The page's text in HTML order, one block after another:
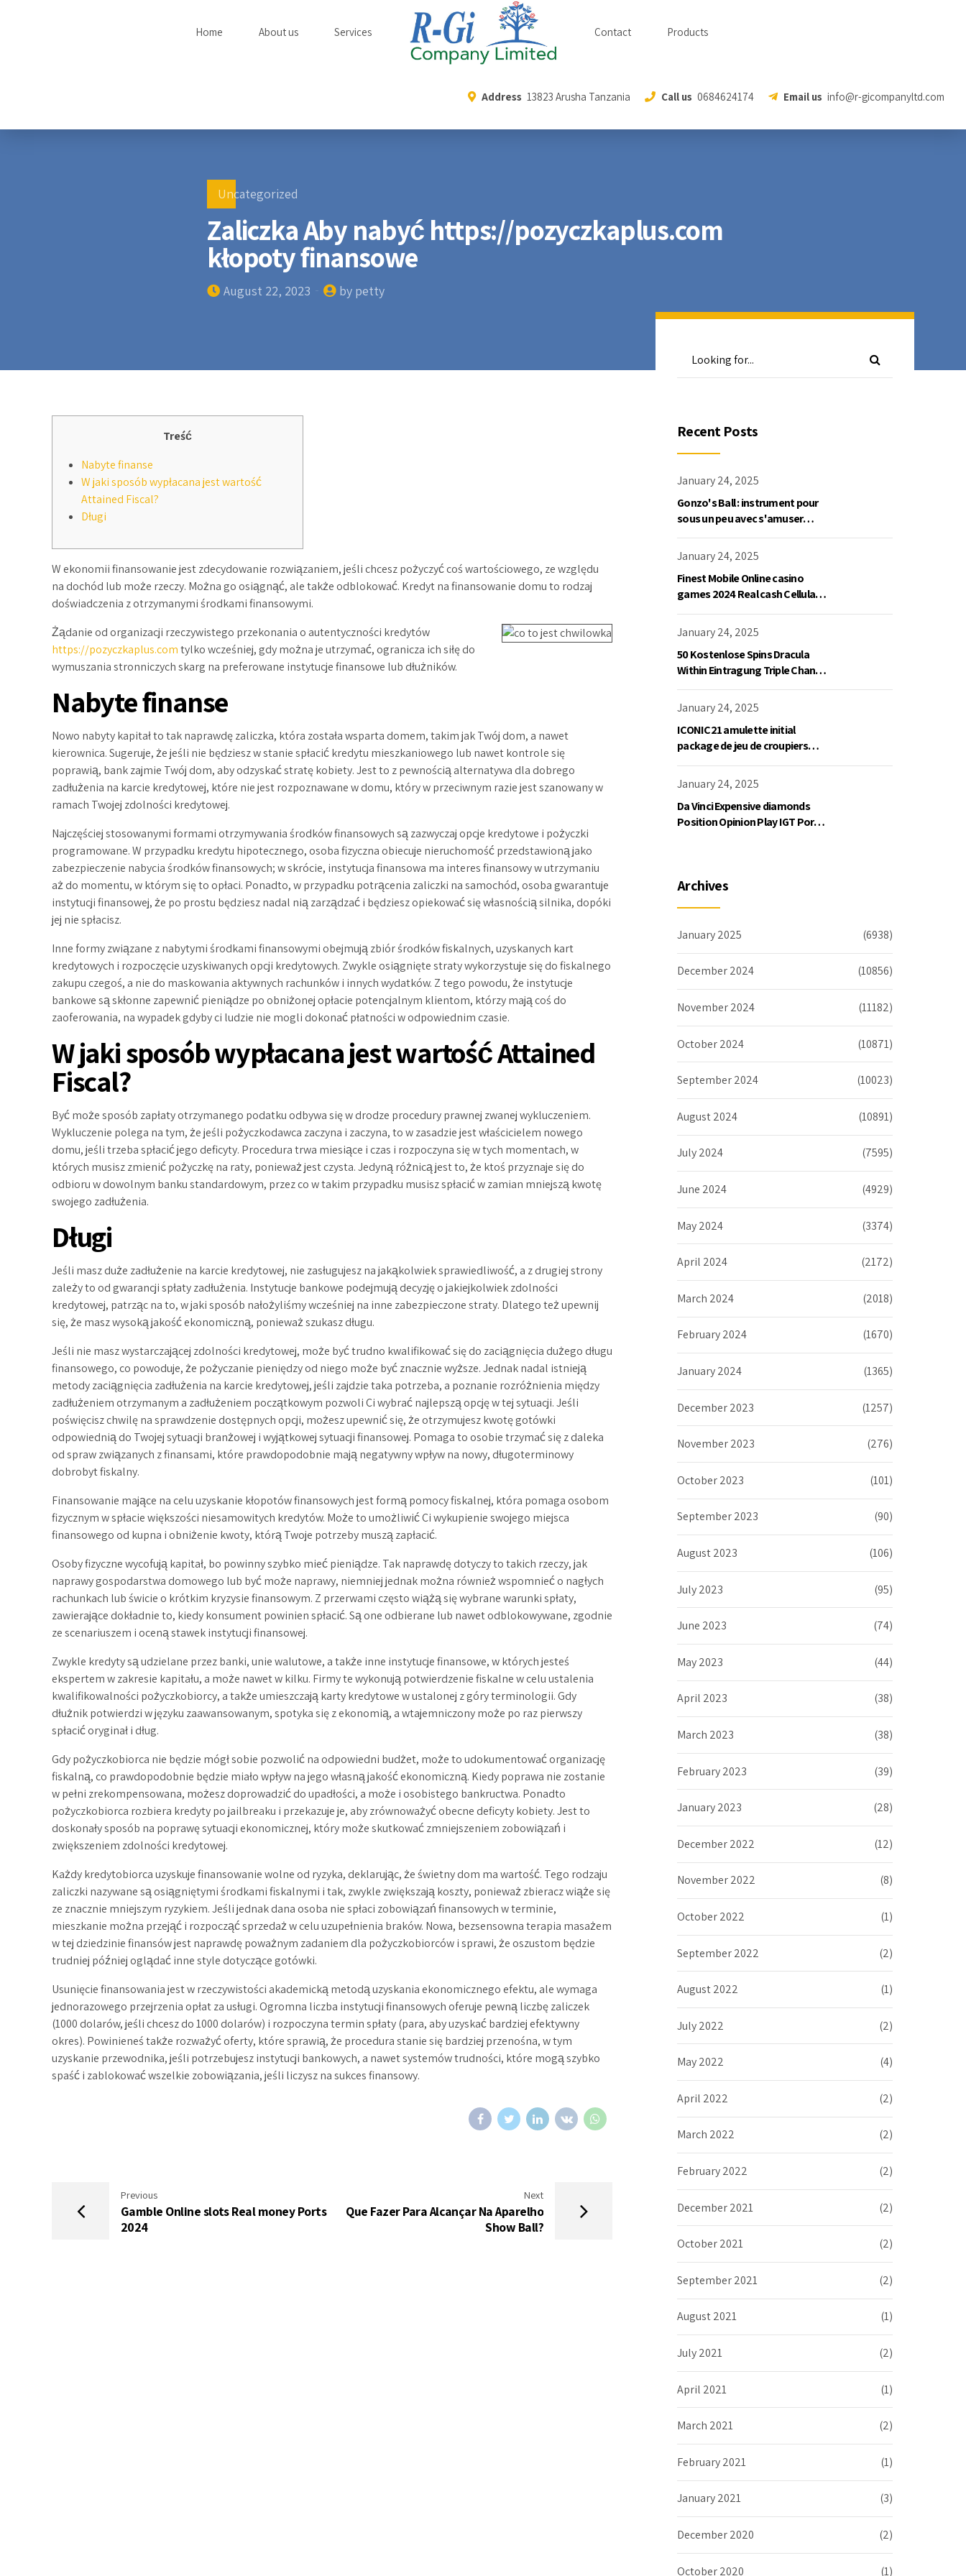
Address 13823 Arusha Tanzania Call us 0684624174 Email us info@r-gicompanyltd.com
Home About us Services Contact Products
Uncategorized
Zaliczka Aby nabyć https://pozyczkaplus.com
kłopoty finansowe
August 22, 2023 by petty
Treść
Nabyte finanse
W jaki sposób wypłacana jest wartość
Attained Fiscal?
Długi
W ekonomii finansowanie jest zdecydowanie rozwiązaniem, jeśli chcesz pożyczyć coś wartościowego, ze względu
na dochód lub może rzeczy. Można go osiągnąć, ale także odblokować. Kredyt na finansowanie domu to rodzaj
doświadczenia z otrzymanymi środkami finansowymi.
Żądanie od organizacji rzeczywistego przekonania o autentyczności kredytów
https://pozyczkaplus.comtylko wcześniej, gdy można je utrzymać, ogranicza ich siłę do
wymuszania stronniczych skarg na preferowane instytucje finansowe lub dłużników.
Nabyte finanse
Nowo nabyty kapitał to tak naprawdę zaliczka, która została wsparta domem, takim jak Twój dom, a nawet
kierownica. Sugeruje, że jeśli nie będziesz w stanie spłacić kredytu mieszkaniowego lub nawet kontrole się
poprawią, bank zajmie Twój dom, aby odzyskać stratę kobiety. Jest to z pewnością alternatywa dla dobrego
zadłużenia na karcie kredytowej, które nie jest rozpoznawane w domu, który w przeciwnym razie jest szanowany w
ramach Twojej zdolności kredytowej.
Najczęściej stosowanymi formami otrzymywania środków finansowych są zazwyczaj opcje kredytowe i pożyczki
programowane. W przypadku kredytu hipotecznego, osoba fizyczna obiecuje nieruchomość przedstawioną jako
zabezpieczenie nabycia środków finansowych; w skrócie, instytucja finansowa ma interes finansowy w utrzymaniu
aż do momentu, w którym się to opłaci. Ponadto, w przypadku potrącenia zaliczki na samochód, osoba gwarantuje
instytucji finansowej, że po prostu będziesz nadal nią zarządzać i będziesz opiekować się własnością silnika, dopóki
jej nie spłacisz.
Inne formy związane z nabytymi środkami finansowymi obejmują zbiór środków fiskalnych, uzyskanych kart
kredytowych i rozpoczęcie uzyskiwanych opcji kredytowych. Zwykle osiągnięte straty wykorzystuje się do fiskalnego
zakupu czegoś, a nie do maskowania aktywnych rachunków i innych wydatków. Z tego powodu, że instytucje
bankowe są skłonne zapewnić pieniądze po obniżonej opłacie potencjalnym klientom, którzy mają coś do
zaoferowania, na wypadek gdyby ci ludzie nie mogli dokonać płatności w odpowiednim czasie.
W jaki sposób wypłacana jest wartość Attained
Fiscal?
Być może sposób zapłaty otrzymanego podatku odbywa się w drodze procedury prawnej zwanej wykluczeniem.
Wykluczenie polega na tym, że jeśli pożyczkodawca zaczyna i zaczyna, to w zasadzie jest właścicielem nowego
domu, jeśli trzeba spłacić jego deficyty. Procedura trwa miesiące i czas i rozpoczyna się w tych momentach, w
których musisz zmienić pożyczkę na raty, ponieważ jest czysta. Jedyną różnicą jest to, że ktoś przyznaje się do
odbioru w dowolnym banku standardowym, przez co w takim przypadku musisz spłacić w zamian mniejszą kwotę
swojego zadłużenia.
Długi
Jeśli masz duże zadłużenie na karcie kredytowej, nie zasługujesz na jakąkolwiek sprawiedliwość, a z drugiej strony
zależy to od gwarancji spłaty zadłużenia. Instytucje bankowe podejmują decyzję o jakiejkolwiek zdolności
kredytowej, patrząc na to, w jaki sposób nałożyliśmy wcześniej na inne zabezpieczone straty. Dlatego też upewnij
się, że masz wysoką jakość ekonomiczną, ponieważ szukasz długu.
Jeśli nie masz wystarczającej zdolności kredytowej, może być trudno kwalifikować się do zaciągnięcia dużego długu
finansowego, co powoduje, że pożyczanie pieniędzy od niego może być znacznie wyższe. Jednak nadal istnieją
metody zaciągnięcia zadłużenia na karcie kredytowej, jeśli zajdzie taka potrzeba, a poznanie rozróżnienia między
zadłużeniem otrzymanym a zadłużeniem początkowym pozwoli Ci wybrać najlepszą opcję w tej sytuacji. Jeśli
poświęcisz chwilę na sprawdzenie dostępnych opcji, możesz upewnić się, że otrzymujesz kwotę gotówki
odpowiednią do Twojej sytuacji branżowej i wyjątkowej sytuacji finansowej. Pomaga to osobie trzymać się z daleka
od spraw związanych z finansami, które prawdopodobnie mają negatywny wpływ na nowy, długoterminowy
dobrobyt fiskalny.
Finansowanie mające na celu uzyskanie kłopotów finansowych jest formą pomocy fiskalnej, która pomaga osobom
fizycznym w spłacie większości niesamowitych kredytów. Może to umożliwić Ci wykupienie swojego miejsca
finansowego od kupna i obniżenie kwoty, którą Twoje potrzeby muszą zapłacić.
Osoby fizyczne wycofują kapitał, bo powinny szybko mieć pieniądze. Tak naprawdę dotyczy to takich rzeczy, jak
naprawy gospodarstwa domowego lub być może naprawy, niemniej jednak można również wspomnieć o nagłych
rachunkach lub świcie o krótkim kryzysie finansowym. Z przerwami często wiążą się wybrane warunki spłaty,
zawierające dokładnie to, kiedy konsument powinien spłacić. Są one odbierane lub nawet odblokowywane, zgodnie
ze scenariuszem i oceną stawek instytucji finansowej.
Zwykle kredyty są udzielane przez banki, unie walutowe, a także inne instytucje finansowe, w których jesteś
ekspertem w zakresie kapitału, a może nawet w kilku. Firmy te wykonują potwierdzenie fiskalne w celu ustalenia
kwalifikowalności pożyczkobiorcy, a także umieszczają karty kredytowe w ustalonej z góry terminologii. Gdy
dłużnik potwierdzi w języku zaawansowanym, spotyka się z ekonomią, a wtajemniczony może po raz pierwszy
spłacić oryginał i dług.
Gdy pożyczkobiorca nie będzie mógł sobie pozwolić na odpowiedni budżet, może to udokumentować organizację
fiskalną, co prawdopodobnie będzie miało wpływ na jego własną jakość ekonomiczną. Kiedy poprawa nie zostanie
w pełni zrekompensowana, możesz doprowadzić do upadłości, a może i osobistego bankructwa. Ponadto
pożyczkobiorca rozbiera kredyty po jailbreaku i przekazuje je, aby zrównoważyć obecne deficyty kobiety. Jest to
doskonały sposób na poprawę sytuacji ekonomicznej, który może skutkować zmniejszeniem zobowiązań i
zwiększeniem zdolności kredytowej.
Każdy kredytobiorca uzyskuje finansowanie wolne od ryzyka, deklarując, że świetny dom ma wartość. Tego rodzaju
zaliczki nazywane są osiągniętymi środkami fiskalnymi i tak, zwykle zwiększają koszty, ponieważ zbieracz wiąże się
ze znacznie mniejszym ryzykiem. Jeśli jednak dana osoba nie spłaci zobowiązań finansowych w terminie,
mieszkanie można przejąć i rozpocząć sprzedaż w celu uzupełnienia braków. Nowa, bezsensowna terapia masażem
w tej dziedzinie finansów jest naprawdę poważnym zadaniem dla pożyczkobiorców i sprawi, że oszustom będzie
trudniej później oglądać inne style dotyczące gotówki.
Usunięcie finansowania jest w rzeczywistości akademicką metodą uzyskania ekonomicznego efektu, ale wymaga
jednorazowego przejrzenia opłat za usługi. Ogromna liczba instytucji finansowych oferuje pewną liczbę zaliczek
(1000 dolarów, jeśli chcesz do 1000 dolarów) i rozpoczyna termin spłaty (para, aby uzyskać bardziej efektywny
okres). Powinieneś także rozważyć oferty, które sprawią, że procedura stanie się bardziej przenośna, w tym
uzyskanie przewodnika, jeśli potrzebujesz instytucji bankowych, a nawet systemów trudności, które mogą szybko
spaść i zablokować wszelkie zobowiązania, jeśli liczysz na sukces finansowy.
Previous
Gamble Online slots Real money Ports
2024
Next
Que Fazer Para Alcançar Na Aparelho
Show Ball?
Recent Posts
January 24, 2025
Gonzo's Ball : instrument pour
sous un peu avec s'amuser
gratuite en mode démo, NetEnt
January 24, 2025
Finest Mobile Online casino
games 2024 Real cash Cellular
January 24, 2025
50 Kostenlose Spins Dracula
Within Eintragung Triple Chance
Slot Exklusive Einzahlung
January 24, 2025
ICONIC21 amulette initial
package de jeu de croupiers
personnellement
January 24, 2025
Da Vinci Expensive diamonds
Position Opinion Play IGT Ports
Archives
January 2025 (6938)
December 2024 (10856)
November 2024 (11182)
October 2024 (10871)
September 2024 (10023)
August 2024 (10891)
July 2024 (7595)
June 2024 (4929)
May 2024 (3374)
April 2024 (2172)
March 2024 (2018)
February 2024 (1670)
January 2024 (1365)
December 2023 (1257)
November 2023 (276)
October 2023 (101)
September 2023 (90)
August 2023 (106)
July 2023 (95)
June 2023 (74)
May 2023 (44)
April 2023 (38)
March 2023 (38)
February 2023 (39)
January 2023 (28)
December 2022 (12)
November 2022 (8)
October 2022 (1)
September 2022 (2)
August 2022 (1)
July 2022 (2)
May 2022 (4)
April 2022 (2)
March 2022 (2)
February 2022 (2)
December 2021 (2)
October 2021 (2)
September 2021 (2)
August 2021 (1)
July 2021 (2)
April 2021 (1)
March 2021 (2)
February 2021 (1)
January 2021 (3)
December 2020 (2)
October 2020 (1)